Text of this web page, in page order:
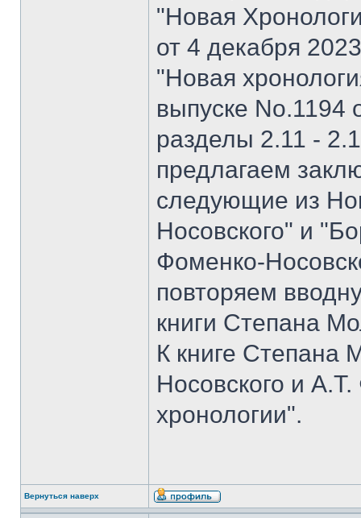
"Новая
от 4 декабря
"Новая
выпуске No.1194
разделы 2.11 -
предлагаем
следующие из
Носовского" и
Фоменко-
повторяем
книги Степана
К книге Степана
Носовского и
хронологии".
Вернуться наверх